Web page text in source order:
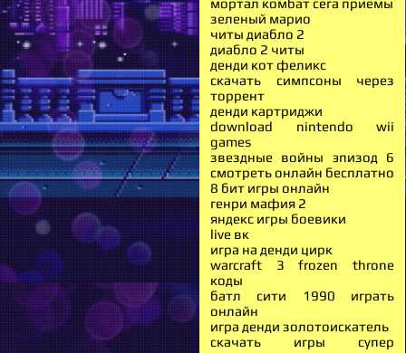
зеленый марио
читы диабло 2
диабло 2 читы
денди кот феликс
скачать симпсоны через
торрент
денди картриджи
download nintendo wii
games
звездные войны эпизод 6
смотреть онлайн бесплатно
8 бит игры онлайн
генри мафия 2
яндекс игры боевики
live вк
игра на денди цирк
warcraft 3 frozen throne
коды
батл сити 1990 играть
онлайн
игра денди золотоискатель
скачать игры супер